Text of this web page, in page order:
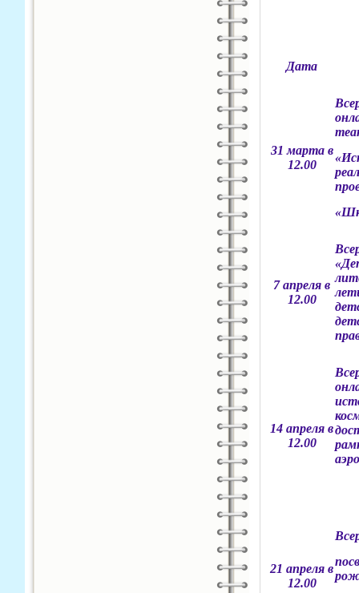
Дата
31 марта в
12.00
7 апреля в
12.00
14 апреля в
12.00
21 апреля в
12.00